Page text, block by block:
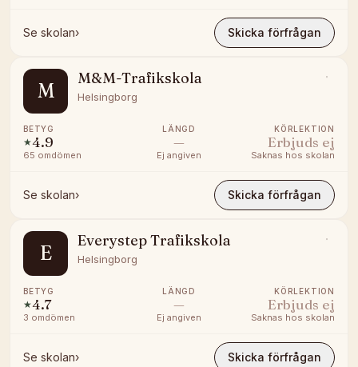
Se skolan› Skicka förfrågan
M
M&M-Trafikskola
Helsingborg
BETYG
★4.9
65 omdömen
LÄNGD
—
Ej angiven
KÖRLEKTION
Erbjuds ej
Saknas hos skolan
Se skolan› Skicka förfrågan
E
Everystep Trafikskola
Helsingborg
BETYG
★4.7
3 omdömen
LÄNGD
—
Ej angiven
KÖRLEKTION
Erbjuds ej
Saknas hos skolan
Se skolan› Skicka förfrågan